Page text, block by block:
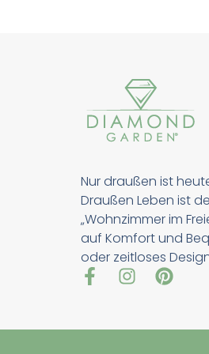
Nur draußen ist
Draußen Leben ist
„Wohnzimmer im
auf Komfort und
oder zeitloses